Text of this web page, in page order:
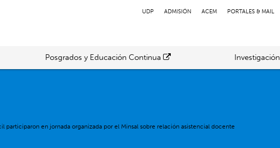
UDP ADMISIÓN ACEM PORTALES & MAIL
Posgrados y Educación Continua Investigación
participaron en jornada organizada por el Minsal sobre relación asistencial docente